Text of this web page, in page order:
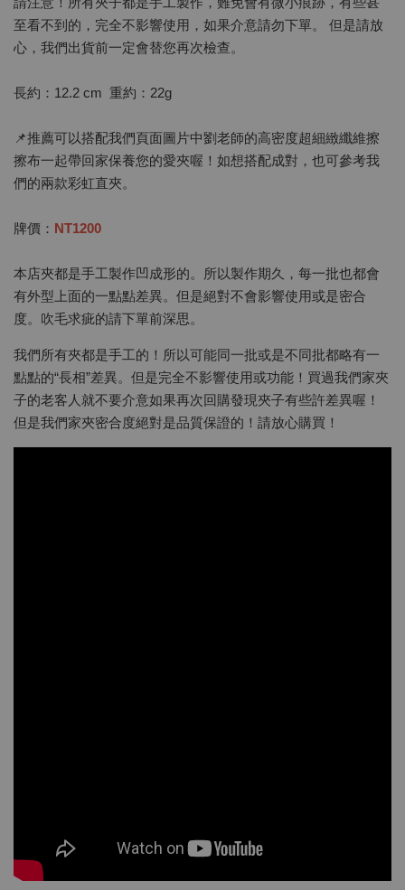
至看不到的，完全不影響使用，如果介意請勿下單。 但是請放
心，我們出貨前一定會替您再次檢查。
長約：12.2 cm 重約：22g
📌推薦可以搭配我們頁面圖片中劉老師的高密度超細緻纖維擦
擦布一起帶回家保養您的愛夾喔！如想搭配成對，也可參考我
們的兩款彩虹直夾。
牌價： NT1200
本店夾都是手工製作凹成形的。所以製作期久，每一批也都會
有外型上面的一點點差異。但是絕對不會影響使用或是密合
度。吹毛求疵的請下單前深思。
我們所有夾都是手工的！所以可能同一批或是不同批都略有一
點點的“長相”差異。但是完全不影響使用或功能！買過我們家夾
子的老客人就不要介意如果再次回購發現夾子有些許差異喔！
但是我們家夾密合度絕對是品質保證的！請放心購買！